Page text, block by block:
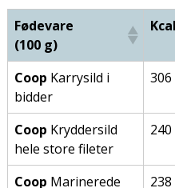
Fødevare
(100 g)
Kcal
Coop Karrysild i
bidder
306
Coop Kryddersild
hele store fileter
240
Coop Marinerede
238